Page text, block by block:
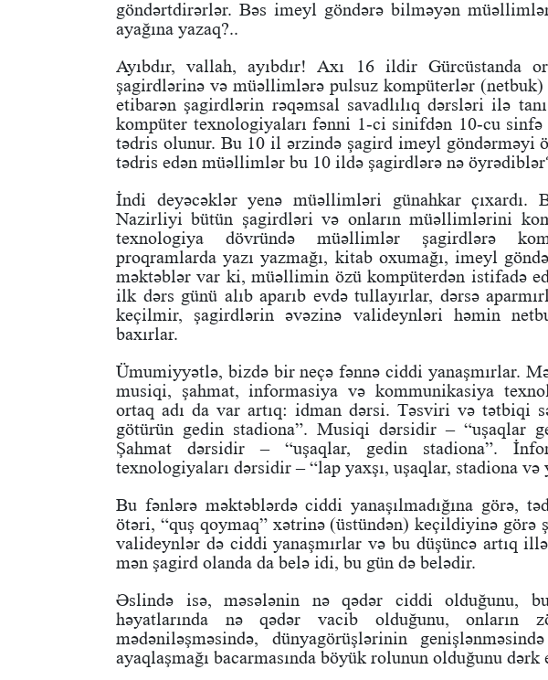
göndərtdirərlər. Bəs imeyl göndərə bilməyən
ayağına yazaq?..
Ayıbdır, vallah, ayıbdır! Axı 16 ildir Gürcüstanda
şagirdlərinə və müəllimlərə pulsuz kompüterlər
etibarən şagirdlərin rəqəmsal savadlılıq dərsləri ilə
kompüter texnologiyaları fənni 1-ci sinifdən 10-cu
tədris olunur. Bu 10 il ərzində şagird imeyl göndərməyi
tədris edən müəllimlər bu 10 ildə şagirdlərə nə
İndi deyəcəklər yenə müəllimləri günahkar çıxardı.
Nazirliyi bütün şagirdləri və onların müəllimlərini
texnologiya dövründə müəllimlər şagirdlərə
proqramlarda yazı yazmağı, kitab oxumağı, imeyl
məktəblər var ki, müəllimin özü kompüterdən istifadə
ilk dərs günü alıb aparıb evdə tullayırlar, dərsə
keçilmir, şagirdlərin əvəzinə valideynləri həmin
baxırlar.
Ümumiyyətlə, bizdə bir neçə fənnə ciddi yanaşmırlar.
musiqi, şahmat, informasiya və kommunikasiya
ortaq adı da var artıq: idman dərsi. Təsviri və tətbiqi
götürün gedin stadiona”. Musiqi dərsidir – “uşaqlar
Şahmat dərsidir – “uşaqlar, gedin stadiona”.
texnologiyaları dərsidir – “lap yaxşı, uşaqlar, stadiona və
Bu fənlərə məktəblərdə ciddi yanaşılmadığına görə,
ötəri, “quş qoymaq” xətrinə (üstündən) keçildiyinə görə
valideynlər də ciddi yanaşmırlar və bu düşüncə artıq
mən şagird olanda da belə idi, bu gün də belədir.
Əslində isə, məsələnin nə qədər ciddi olduğunu,
həyatlarında nə qədər vacib olduğunu, onların
mədəniləşməsində, dünyagörüşlərinin
ayaqlaşmağı bacarmasında böyük rolunun olduğunu